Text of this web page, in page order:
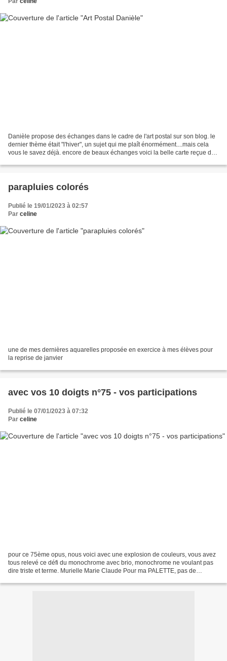
Danièle propose des échanges dans le cadre de l'art postal sur son blog. le
dernier thème était "l'hiver", un sujet qui me plaît énormément....mais cela
vous le savez déjà. encore de beaux échanges voici la belle carte reçue de
parapluies colorés
Publié le 19/01/2023 à 02:57
Par celine
une de mes dernières aquarelles proposée en exercice à mes élèves pour
la reprise de janvier
avec vos 10 doigts n°75 - vos participations
Publié le 07/01/2023 à 07:32
Par celine
pour ce 75ème opus, nous voici avec une explosion de couleurs, vous avez
tous relevé ce défi du monochrome avec brio, monochrome ne voulant pas
dire triste et terme. Murielle Marie Claude Pour ma PALETTE, pas de